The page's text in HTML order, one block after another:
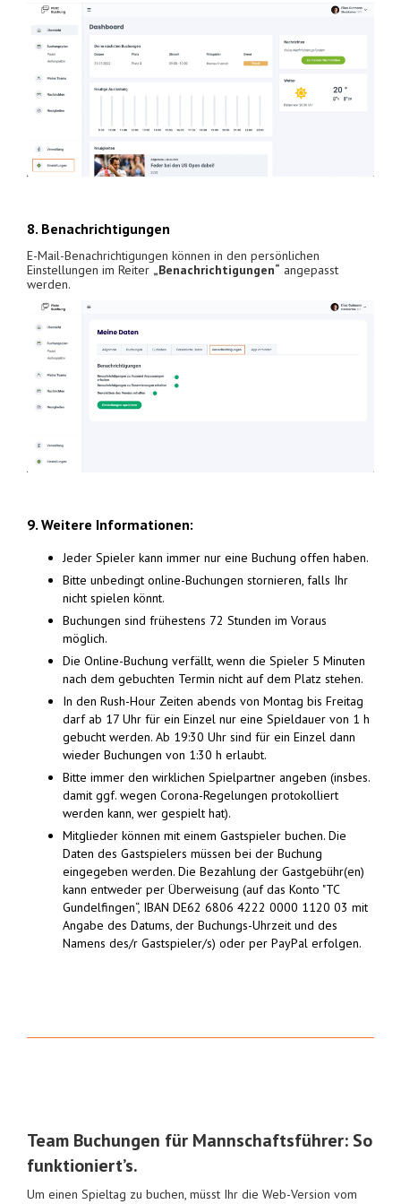
8. Benachrichtigungen
E-Mail-Benachrichtigungen können in den persönlichen
Einstellungen im Reiter „Benachrichtigungen“ angepasst
werden.
9. Weitere Informationen:
Jeder Spieler kann immer nur eine Buchung offen haben.
Bitte unbedingt online-Buchungen stornieren, falls Ihr
nicht spielen könnt.
Buchungen sind frühestens 72 Stunden im Voraus
möglich.
Die Online-Buchung verfällt, wenn die Spieler 5 Minuten
nach dem gebuchten Termin nicht auf dem Platz stehen.
In den Rush-Hour Zeiten abends von Montag bis Freitag
darf ab 17 Uhr für ein Einzel nur eine Spieldauer von 1 h
gebucht werden. Ab 19:30 Uhr sind für ein Einzel dann
wieder Buchungen von 1:30 h erlaubt.
Bitte immer den wirklichen Spielpartner angeben (insbes.
damit ggf. wegen Corona-Regelungen protokolliert
werden kann, wer gespielt hat).
Mitglieder können mit einem Gastspieler buchen. Die
Daten des Gastspielers müssen bei der Buchung
eingegeben werden. Die Bezahlung der Gastgebühr(en)
kann entweder per Überweisung (auf das Konto "TC
Gundelfingen“, IBAN DE62 6806 4222 0000 1120 03 mit
Angabe des Datums, der Buchungs-Uhrzeit und des
Namens des/r Gastspieler/s) oder per PayPal erfolgen.
Team Buchungen für Mannschaftsführer: So
funktioniert’s.
Um einen Spieltag zu buchen, müsst Ihr die Web-Version vom